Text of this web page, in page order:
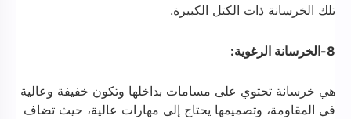
تلك الخرسانة ذات الكتل الكبيرة.
8-الخرسانة الرغوية:
هي خرسانة تحتوي على مسامات بداخلها وتكون خفيفة وعالية
في المقاومة، وتصميمها يحتاج إلى مهارات عالية، حيث تضاف